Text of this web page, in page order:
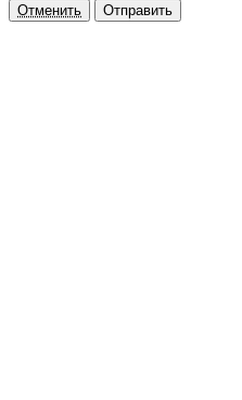
Отменить Отправить